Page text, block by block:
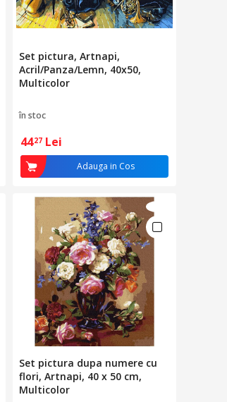
Set pictura, Artnapi,
Acril/Panza/Lemn, 40x50,
Multicolor
în stoc
4427 Lei
Adauga in Cos
Set pictura dupa numere cu
flori, Artnapi, 40 x 50 cm,
Multicolor